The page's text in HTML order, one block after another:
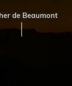
de Beaumont